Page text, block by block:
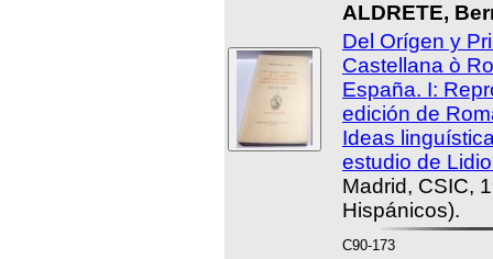
ALDRETE,
Del Orígen y
Castellana ò
España. I:
edición de
Ideas
estudio de
Madrid, CSIC,
Hispánicos).
C90-173